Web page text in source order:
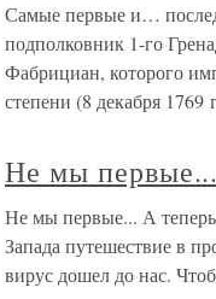
Самые первые и…
подполковник 1-го
Фабрициан, которого
степени (8 декабря 1769
Не мы первые...
Не мы первые... А
Запада путешествие в
вирус дошел до нас.